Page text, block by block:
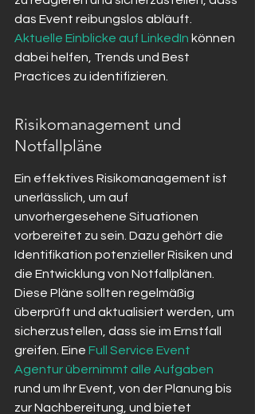
das Event reibungslos abläuft.
Aktuelle Einblicke auf LinkedIn können
dabei helfen, Trends und Best
Practices zu identifizieren.
Risikomanagement und
Notfallpläne
Ein effektives Risikomanagement ist
unerlässlich, um auf
unvorhergesehene Situationen
vorbereitet zu sein. Dazu gehört die
Identifikation potenzieller Risiken und
die Entwicklung von Notfallplänen.
Diese Pläne sollten regelmäßig
überprüft und aktualisiert werden, um
sicherzustellen, dass sie im Ernstfall
greifen. Eine Full Service Event
Agentur übernimmt alle Aufgaben
rund um Ihr Event, von der Planung bis
zur Nachbereitung, und bietet